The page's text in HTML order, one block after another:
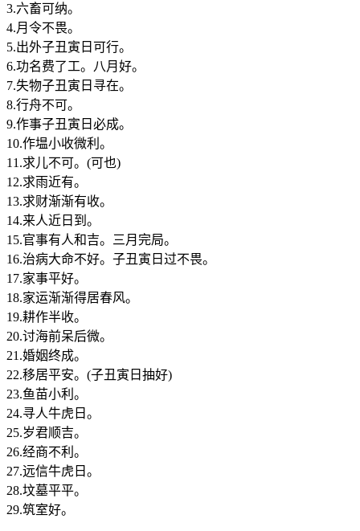
3.六畜可纳。
4.月令不畏。
5.出外子丑寅日可行。
6.功名费了工。八月好。
7.失物子丑寅日寻在。
8.行舟不可。
9.作事子丑寅日必成。
10.作塭小收微利。
11.求儿不可。(可也)
12.求雨近有。
13.求财渐渐有收。
14.来人近日到。
15.官事有人和吉。三月完局。
16.治病大命不好。子丑寅日过不畏。
17.家事平好。
18.家运渐渐得居春风。
19.耕作半收。
20.讨海前呆后微。
21.婚姻终成。
22.移居平安。(子丑寅日抽好)
23.鱼苗小利。
24.寻人牛虎日。
25.岁君顺吉。
26.经商不利。
27.远信牛虎日。
28.坟墓平平。
29.筑室好。